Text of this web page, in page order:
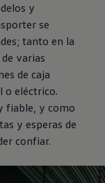
y
se
tanto en la
varias
de caja
o eléctrico.
fiable, y como
y esperas de
confiar.